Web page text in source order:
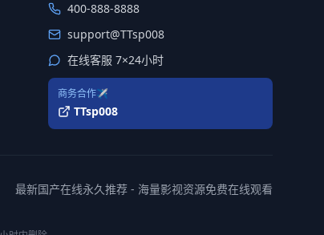
400-888-8888
support@TTsp008
在线客服 7×24小时
商务合作✈️
TTsp008
最新国产在线永久推荐 - 海量影视资源免费在线观看